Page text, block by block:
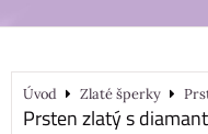
Úvod Zlaté šperky
Prsten zlatý s